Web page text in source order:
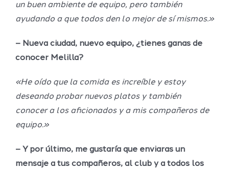
un buen ambiente de equipo, pero también
ayudando a que todos den lo mejor de sí mismos.»
– Nueva ciudad, nuevo equipo, ¿tienes ganas de
conocer Melilla?
«He oído que la comida es increíble y estoy
deseando probar nuevos platos y también
conocer a los aficionados y a mis compañeros de
equipo.»
– Y por último, me gustaría que enviaras un
mensaje a tus compañeros, al club y a todos los